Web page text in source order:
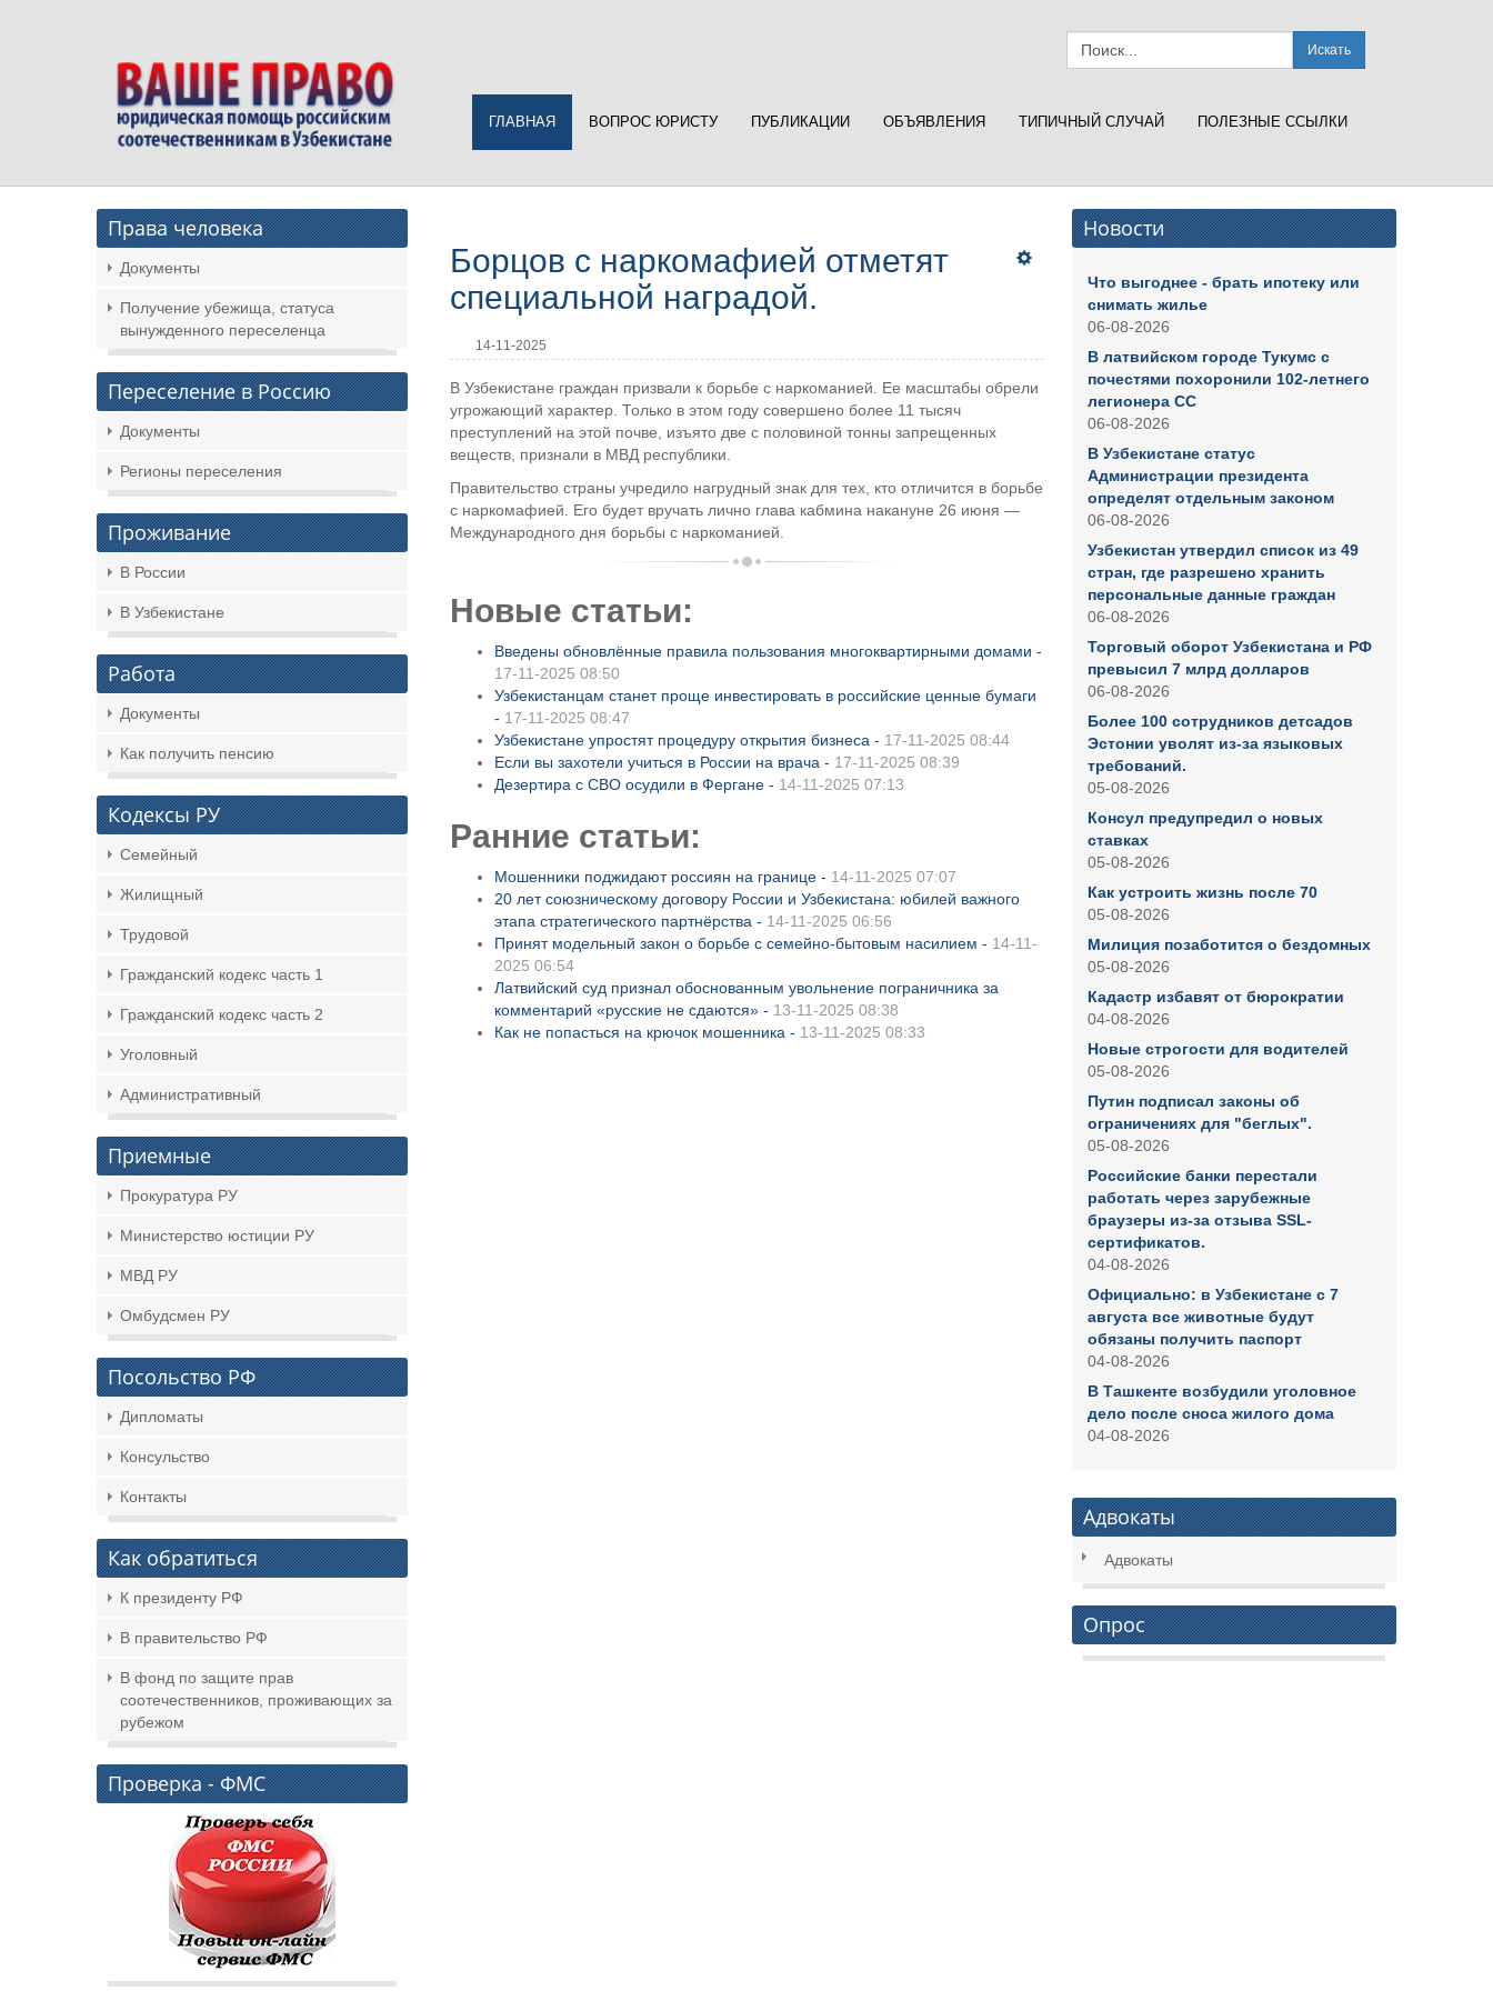
Искать
ГЛАВНАЯ ВОПРОС ЮРИСТУ ПУБЛИКАЦИИ ОБЪЯВЛЕНИЯ ТИПИЧНЫЙ СЛУЧАЙ ПОЛЕЗНЫЕ ССЫЛКИ
Борцов с наркомафией отметят
специальной наградой.
14-11-2025
В Узбекистане граждан призвали к борьбе с наркоманией. Ее масштабы обрели
угрожающий характер. Только в этом году совершено более 11 тысяч
преступлений на этой почве, изъято две с половиной тонны запрещенных
веществ, признали в МВД республики.
Правительство страны учредило нагрудный знак для тех, кто отличится в борьбе
с наркомафией. Его будет вручать лично глава кабмина накануне 26 июня —
Международного дня борьбы с наркоманией.
Новые статьи:
Введены обновлённые правила пользования многоквартирными домами -
17-11-2025 08:50
Узбекистанцам станет проще инвестировать в российские ценные бумаги
- 17-11-2025 08:47
Узбекистане упростят процедуру открытия бизнеса - 17-11-2025 08:44
Если вы захотели учиться в России на врача - 17-11-2025 08:39
Дезертира с СВО осудили в Фергане - 14-11-2025 07:13
Ранние статьи:
Мошенники поджидают россиян на границе - 14-11-2025 07:07
20 лет союзническому договору России и Узбекистана: юбилей важного
этапа стратегического партнёрства - 14-11-2025 06:56
Принят модельный закон о борьбе с семейно-бытовым насилием - 14-11-
2025 06:54
Латвийский суд признал обоснованным увольнение пограничника за
комментарий «русские не сдаются» - 13-11-2025 08:38
Как не попасться на крючок мошенника - 13-11-2025 08:33
Новости
Что выгоднее - брать ипотеку или
снимать жилье
06-08-2026
В латвийском городе Тукумс с
почестями похоронили 102-летнего
легионера СС
06-08-2026
В Узбекистане статус
Администрации президента
определят отдельным законом
06-08-2026
Узбекистан утвердил список из 49
стран, где разрешено хранить
персональные данные граждан
06-08-2026
Торговый оборот Узбекистана и РФ
превысил 7 млрд долларов
06-08-2026
Более 100 сотрудников детсадов
Эстонии уволят из-за языковых
требований.
05-08-2026
Консул предупредил о новых
ставках
05-08-2026
Как устроить жизнь после 70
05-08-2026
Милиция позаботится о бездомных
05-08-2026
Кадастр избавят от бюрократии
04-08-2026
Новые строгости для водителей
05-08-2026
Путин подписал законы об
ограничениях для "беглых".
05-08-2026
Российские банки перестали
работать через зарубежные
браузеры из-за отзыва SSL-
сертификатов.
04-08-2026
Официально: в Узбекистане с 7
августа все животные будут
обязаны получить паспорт
04-08-2026
В Ташкенте возбудили уголовное
дело после сноса жилого дома
04-08-2026
Адвокаты
Адвокаты
Опрос
Права человека
Документы
Получение убежища, статуса
вынужденного переселенца
Переселение в Россию
Документы
Регионы переселения
Проживание
В России
В Узбекистане
Работа
Документы
Как получить пенсию
Кодексы РУ
Семейный
Жилищный
Трудовой
Гражданский кодекс часть 1
Гражданский кодекс часть 2
Уголовный
Административный
Приемные
Прокуратура РУ
Министерство юстиции РУ
МВД РУ
Омбудсмен РУ
Посольство РФ
Дипломаты
Консульство
Контакты
Как обратиться
К президенту РФ
В правительство РФ
В фонд по защите прав
соотечественников, проживающих за
рубежом
Проверка - ФМС